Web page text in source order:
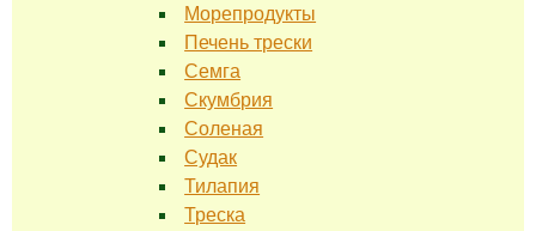
Морепродукты
Печень трески
Семга
Скумбрия
Соленая
Судак
Тилапия
Треска